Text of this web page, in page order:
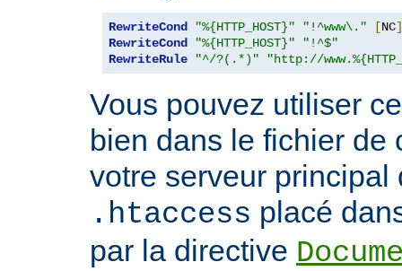
RewriteCond "%{HTTP_HOST}" "!^www\." [NC]
RewriteCond
"%{HTTP_HOST}"
"!^$"
RewriteRule
"^/?(.*)" "http://
Vous pouvez utiliser
bien dans le fichier de
votre serveur principal
.htaccess placé
par la directive